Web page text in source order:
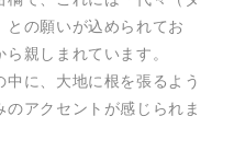
の願いが込められてお
親しまれています。
に、大地に根を張るよう
アクセントが感じられま